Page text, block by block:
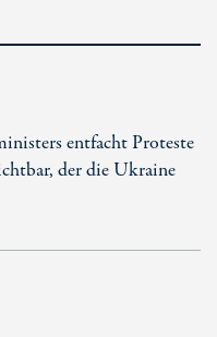
entfacht Proteste
der die Ukraine